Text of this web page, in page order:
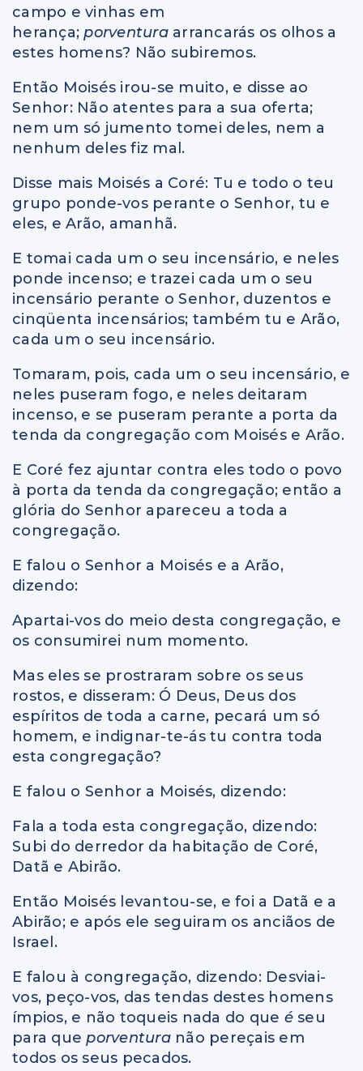
campo e vinhas em
herança;porventura arrancarás os olhos a
estes homens? Não subiremos.
Então Moisés irou-se muito, e disse ao
Senhor: Não atentes para a sua oferta;
nem um só jumento tomei deles, nem a
nenhum deles fiz mal.
Disse mais Moisés a Coré: Tu e todo o teu
grupo ponde-vos perante o Senhor, tu e
eles, e Arão, amanhã.
E tomai cada um o seu incensário, e neles
ponde incenso; e trazei cada um o seu
incensário perante o Senhor, duzentos e
cinqüenta incensários; também tu e Arão,
cada um o seu incensário.
Tomaram, pois, cada um o seu incensário, e
neles puseram fogo, e neles deitaram
incenso, e se puseram perante a porta da
tenda da congregação com Moisés e Arão.
E Coré fez ajuntar contra eles todo o povo
à porta da tenda da congregação; então a
glória do Senhor apareceu a toda a
congregação.
E falou o Senhor a Moisés e a Arão,
dizendo:
Apartai-vos do meio desta congregação, e
os consumirei num momento.
Mas eles se prostraram sobre os seus
rostos, e disseram: Ó Deus, Deus dos
espíritos de toda a carne, pecará um só
homem, e indignar-te-ás tu contra toda
esta congregação?
E falou o Senhor a Moisés, dizendo:
Fala a toda esta congregação, dizendo:
Subi do derredor da habitação de Coré,
Datã e Abirão.
Então Moisés levantou-se, e foi a Datã e a
Abirão; e após ele seguiram os anciãos de
Israel.
E falou à congregação, dizendo: Desviai-
vos, peço-vos, das tendas destes homens
ímpios, e não toqueis nada do que é seu
para queporventura não pereçais em
todos os seus pecados.